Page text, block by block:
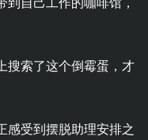
搜索了这个倒霉蛋，才
感受到摆脱助理安排之